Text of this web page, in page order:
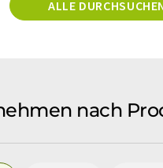
ALLE
nach